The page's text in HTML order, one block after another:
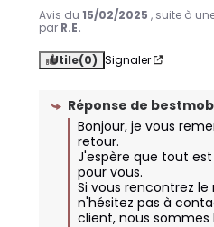
Avis du15/02/2025 , suite à
par R.E.
Utile(0) Signaler
Réponse de
Bonjour, je vous
retour.
J'espère que tout
pour vous.
Si vous rencontrez
n'hésitez pas à
client, nous